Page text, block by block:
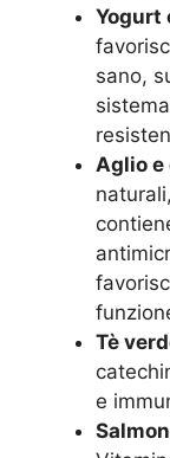
Yogurt
sano,
Aglio e
Tè
e